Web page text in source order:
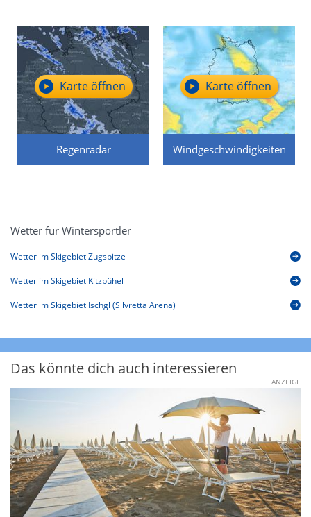
Regenradar
Karte öffnen
Windgeschwindigkeiten
Karte öffnen
Wetter für Wintersportler
Wetter im Skigebiet Zugspitze
Wetter im Skigebiet Kitzbühel
Wetter im Skigebiet Ischgl (Silvretta Arena)
Das könnte dich auch interessieren
ANZEIGE